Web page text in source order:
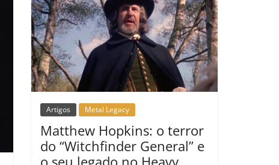
Artigos Metal Legacy
Matthew Hopkins: o terror
do “Witchfinder General” e
o seu legado no Heavy